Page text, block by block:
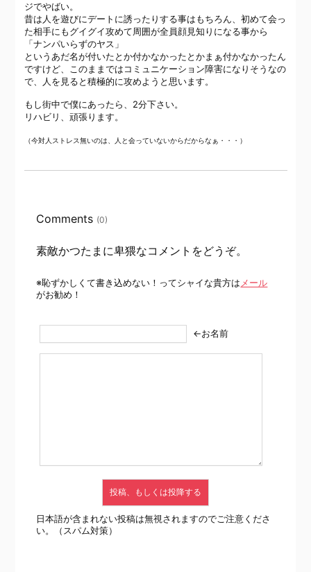
ジでやばい。
昔は人を遊びにデートに誘ったりする事はもちろん、初めて会っ
た相手にもグイグイ攻めて周囲が全員顔見知りになる事から
「ナンパいらずのヤス」
というあだ名が付いたとか付かなかったとかまぁ付かなかったん
ですけど、このままではコミュニケーション障害になりそうなの
で、人を見ると積極的に攻めようと思います。
もし街中で僕にあったら、2分下さい。
リハビリ、頑張ります。
（今対人ストレス無いのは、人と会っていないからだからなぁ・・・）
Comments (0)
素敵かつたまに卑猥なコメントをどうぞ。
※恥ずかしくて書き込めない！ってシャイな貴方は メール
がお勧め！
←お名前
日本語が含まれない投稿は無視されますのでご注意くださ
い。（スパム対策）